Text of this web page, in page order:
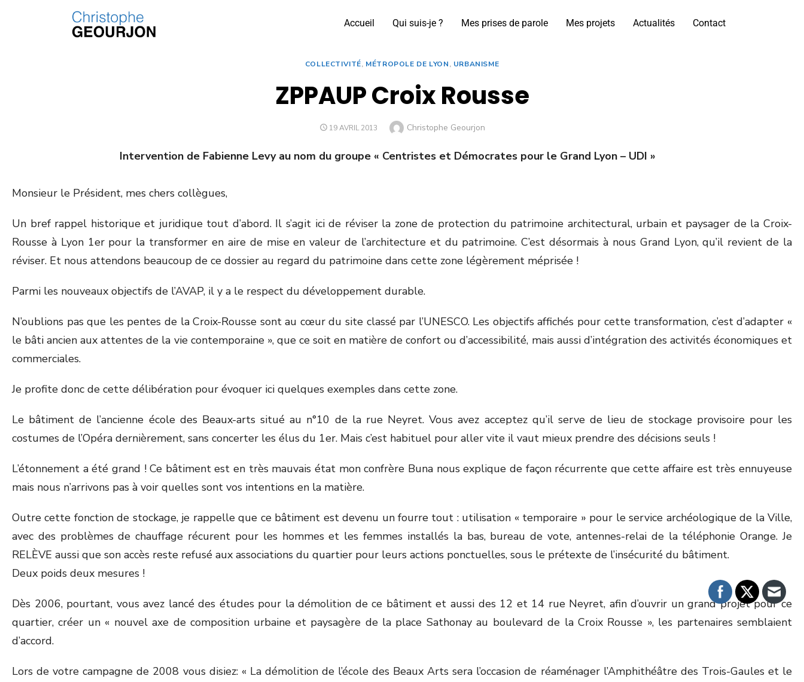
Accueil Qui suis-je ? Mes prises de parole Mes projets Actualités Contact
COLLECTIVITÉ, MÉTROPOLE DE LYON, URBANISME
ZPPAUP Croix Rousse
19 AVRIL 2013 Christophe Geourjon
Intervention de Fabienne Levy au nom du groupe « Centristes et Démocrates pour le Grand Lyon – UDI »
Monsieur le Président, mes chers collègues,
Un bref rappel historique et juridique tout d’abord. Il s’agit ici de réviser la zone de protection du patrimoine architectural, urbain et paysager de la Croix-
Rousse à Lyon 1er pour la transformer en aire de mise en valeur de l’architecture et du patrimoine. C’est désormais à nous Grand Lyon, qu’il revient de la
réviser. Et nous attendons beaucoup de ce dossier au regard du patrimoine dans cette zone légèrement méprisée !
Parmi les nouveaux objectifs de l’AVAP, il y a le respect du développement durable.
N’oublions pas que les pentes de la Croix-Rousse sont au cœur du site classé par l’UNESCO. Les objectifs affichés pour cette transformation, c’est d’adapter «
le bâti ancien aux attentes de la vie contemporaine », que ce soit en matière de confort ou d’accessibilité, mais aussi d’intégration des activités économiques et
commerciales.
Je profite donc de cette délibération pour évoquer ici quelques exemples dans cette zone.
Le bâtiment de l’ancienne école des Beaux-arts situé au n°10 de la rue Neyret. Vous avez acceptez qu’il serve de lieu de stockage provisoire pour les
costumes de l’Opéra dernièrement, sans concerter les élus du 1er. Mais c’est habituel pour aller vite il vaut mieux prendre des décisions seuls !
L’étonnement a été grand ! Ce bâtiment est en très mauvais état mon confrère Buna nous explique de façon récurrente que cette affaire est très ennuyeuse
mais nous n’arrivons pas à voir quelles sont vos intentions en la matière.
Outre cette fonction de stockage, je rappelle que ce bâtiment est devenu un fourre tout : utilisation « temporaire » pour le service archéologique de la Ville,
avec des problèmes de chauffage récurent pour les hommes et les femmes installés la bas, bureau de vote, antennes-relai de la téléphonie Orange. Je
RELÈVE aussi que son accès reste refusé aux associations du quartier pour leurs actions ponctuelles, sous le prétexte de l’insécurité du bâtiment.
Deux poids deux mesures !
Dès 2006, pourtant, vous avez lancé des études pour la démolition de ce bâtiment et aussi des 12 et 14 rue Neyret, afin d’ouvrir un grand projet pour ce
quartier, créer un « nouvel axe de composition urbaine et paysagère de la place Sathonay au boulevard de la Croix Rousse », les partenaires semblaient
d’accord.
Lors de votre campagne de 2008 vous disiez: « La démolition de l’école des Beaux Arts sera l’occasion de réaménager l’Amphithéâtre des Trois-Gaules et le